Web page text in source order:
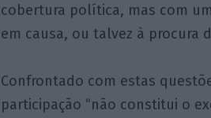
cobertura política, mas com
em causa, ou talvez à procura
Confrontado com estas
participação “não constitui o